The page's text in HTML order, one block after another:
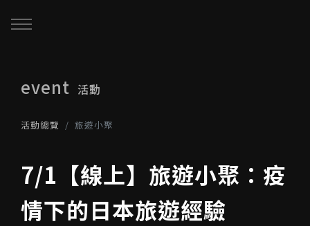
品牌故事
課程 & 活動
大型人力提升計畫申請
event 活動
活動總覽 旅遊小聚
7/1【線上】旅遊小聚：疫
情下的日本旅遊經驗